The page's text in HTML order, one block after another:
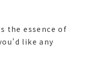
the essence of
like any